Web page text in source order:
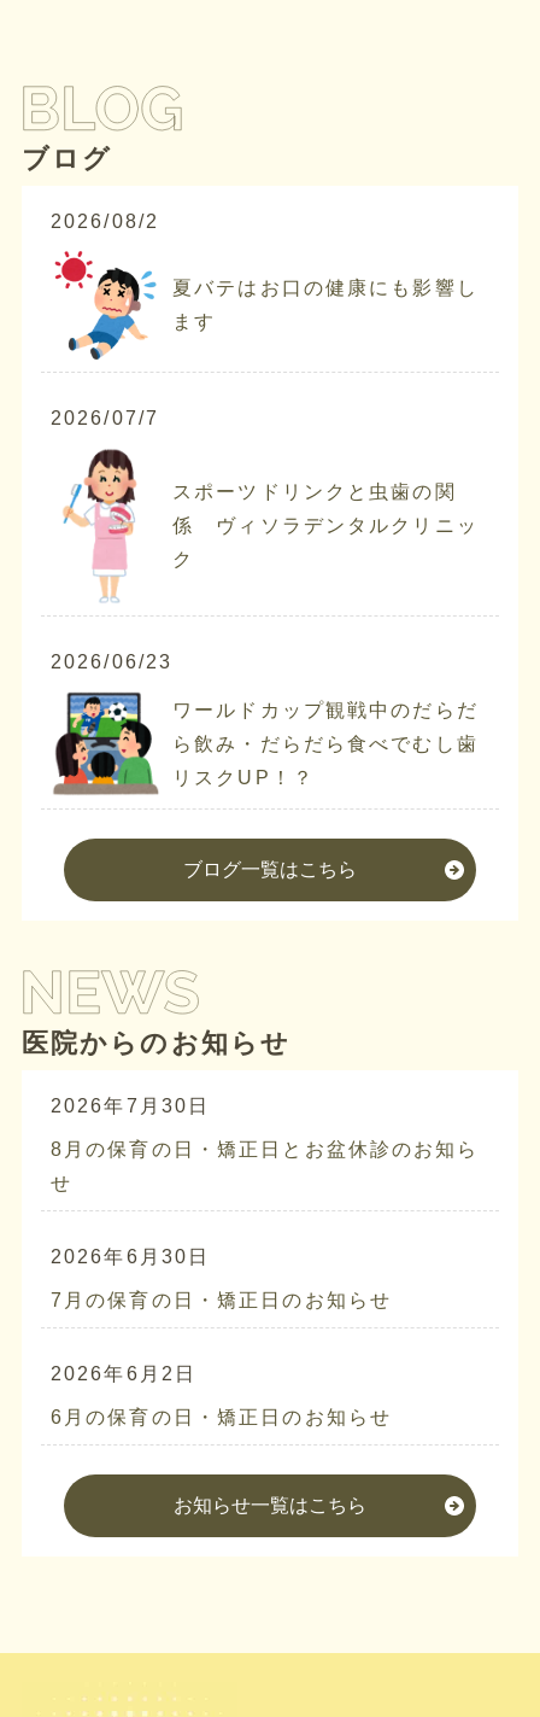
ブログ
2026/08/2
夏バテはお口の健康にも影響し
ます
2026/07/7
スポーツドリンクと虫歯の関
係 ヴィソラデンタルクリニッ
ク
2026/06/23
ワールドカップ観戦中のだらだ
ら飲み・だらだら食べでむし歯
リスクUP！？
ブログ一覧はこちら
医院からのお知らせ
2026年7月30日
8月の保育の日・矯正日とお盆休診のお知ら
せ
2026年6月30日
7月の保育の日・矯正日のお知らせ
2026年6月2日
6月の保育の日・矯正日のお知らせ
お知らせ一覧はこちら